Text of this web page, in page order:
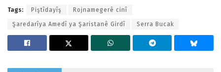
Tags: Piştîdayîş Rojnamegerê cinî
Şaredarîya Amedî ya Şaristanê Girdî Serra Bucak